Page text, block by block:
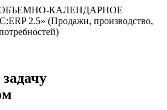
«ОБЪЕМНО-КАЛЕНДАРНОЕ
2.5» (Продажи, производство,